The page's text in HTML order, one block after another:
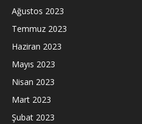
Ağustos 2023
Temmuz 2023
Haziran 2023
Mayıs 2023
Nisan 2023
Mart 2023
Şubat 2023